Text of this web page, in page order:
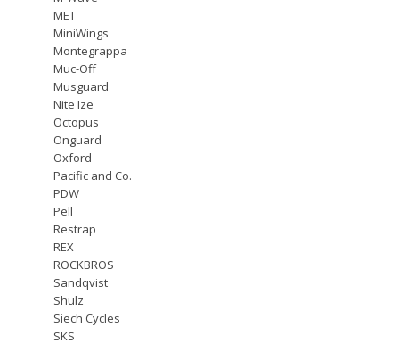
MET
MiniWings
Montegrappa
Muc-Off
Musguard
Nite Ize
Octopus
Onguard
Oxford
Pacific and Co.
PDW
Pell
Restrap
REX
ROCKBROS
Sandqvist
Shulz
Siech Cycles
SKS